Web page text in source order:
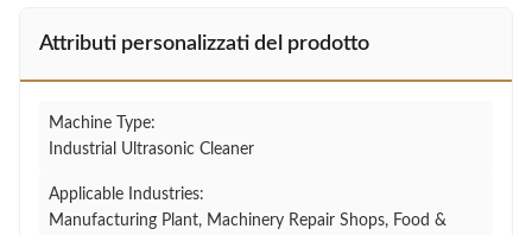
Attributi personalizzati del prodotto
Machine Type:
Industrial Ultrasonic Cleaner
Applicable Industries:
Manufacturing Plant, Machinery Repair Shops, Food &